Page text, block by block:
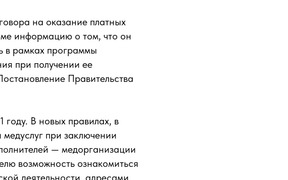
на оказание платных
информацию о том, что он
в рамках программы
при получении ее
Правительства
В новых правилах, в
при заключении
— медорганизации
возможность ознакомиться
деятельности, адресами,